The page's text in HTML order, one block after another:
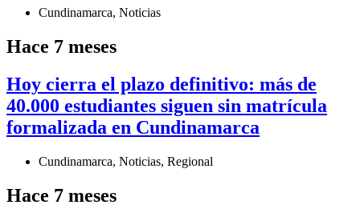
Cundinamarca, Noticias
Hace 7 meses
Hoy cierra el plazo definitivo: más de
40.000 estudiantes siguen sin matrícula
formalizada en Cundinamarca
Cundinamarca, Noticias, Regional
Hace 7 meses